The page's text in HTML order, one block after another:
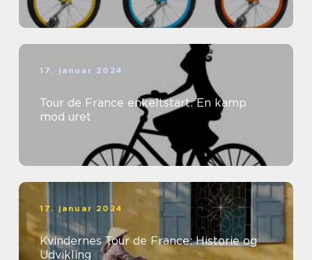
fritidsentusiaster
17. januar 2024
Tour de France enkeltstart: En kamp
mod uret
17. januar 2024
Kvindernes Tour de France: Historie og
Udvikling